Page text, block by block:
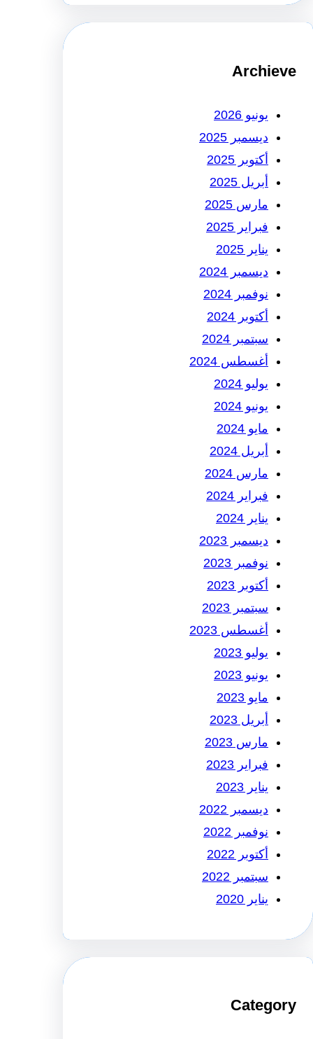
يونيو 2026
ديسمبر 2025
أكتوبر 2025
أبريل 2025
مارس 2025
فبراير 2025
يناير 2025
ديسمبر 2024
نوفمبر 2024
أكتوبر 2024
سبتمبر 2024
أغسطس 2024
يوليو 2024
يونيو 2024
مايو 2024
أبريل 2024
مارس 2024
فبراير 2024
يناير 2024
ديسمبر 2023
نوفمبر 2023
أكتوبر 2023
سبتمبر 2023
أغسطس 2023
يوليو 2023
يونيو 2023
مايو 2023
أبريل 2023
مارس 2023
فبراير 2023
يناير 2023
ديسمبر 2022
نوفمبر 2022
أكتوبر 2022
سبتمبر 2022
يناير 2020